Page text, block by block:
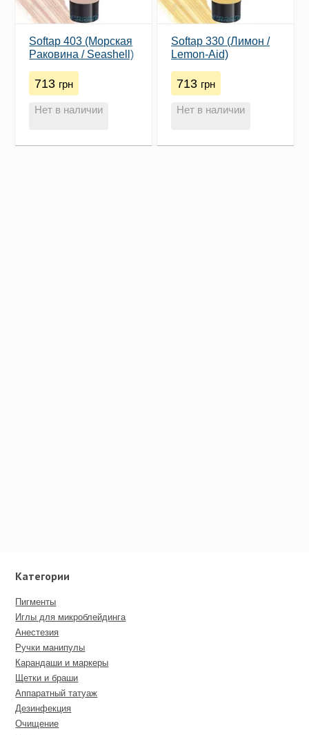
Softap 403 (​Морская
Pаковина / Seashell)
713 грн
Нет в наличии
Softap 330 (Лимон /
Lemon-Aid)
713 грн
Нет в наличии
Категории
Пигменты
Иглы для микроблейдинга
Анестезия
Ручки манипулы
Карандаши и маркеры
Щетки и браши
Аппаратный татуаж
Дезинфекция
Очищение